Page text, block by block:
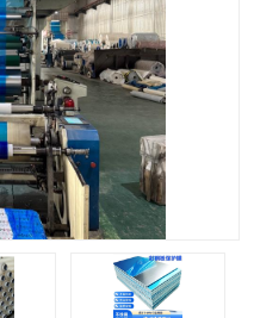
乳白保护膜
纯黑保护膜
彩钢板保护膜
两边上胶保护膜
铝板保护膜
一次性隔离膜